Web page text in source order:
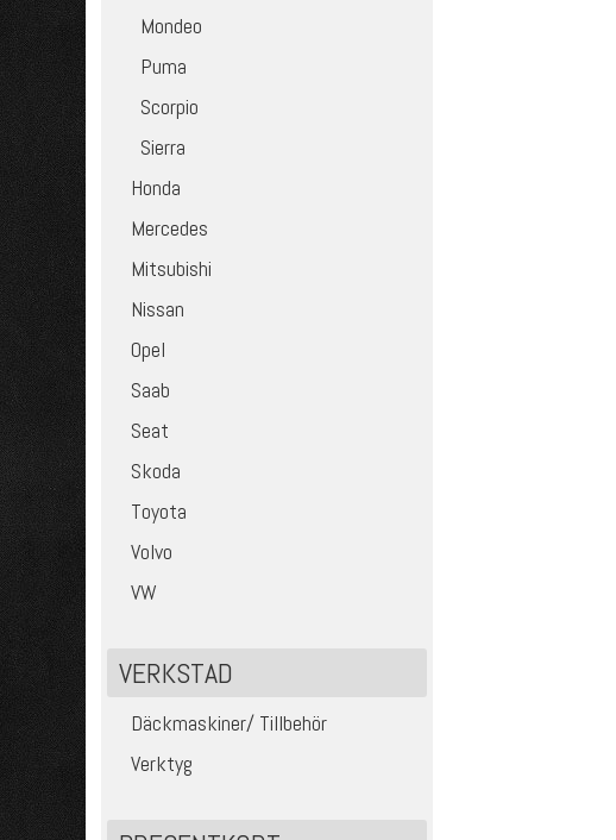
Mondeo
Puma
Scorpio
Sierra
Honda
Mercedes
Mitsubishi
Nissan
Opel
Saab
Seat
Skoda
Toyota
Volvo
VW
VERKSTAD
Däckmaskiner/ Tillbehör
Verktyg